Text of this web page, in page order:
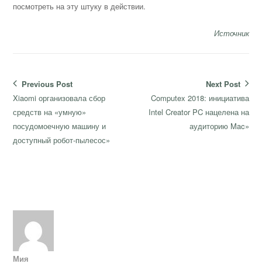
посмотреть на эту штуку в действии.
Источник
Навигация
по
записям
Previous Post
Previous
post:
Xiaomi организовала сбор
средств на «умную»
посудомоечную машину и
доступный робот-пылесос»
Next Post
Next
post:
Computex 2018: инициатива
Intel Creator PC нацелена на
аудиторию Mac»
Мия